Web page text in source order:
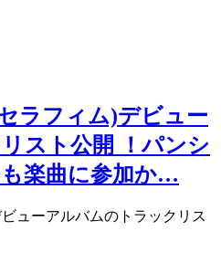
ラフィム)デビュー
スト公開 ！パンシ
楽曲に参加か…
ューアルバムのトラックリス